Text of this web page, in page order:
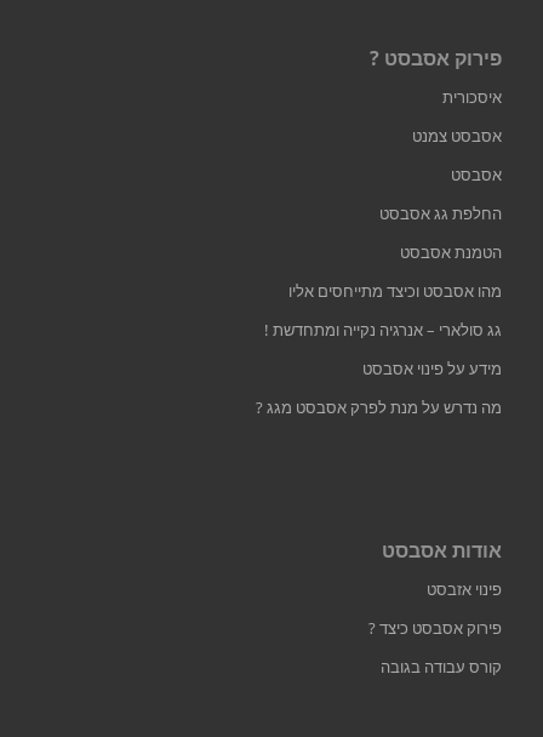
פירוק אסבסט ?
איסכורית
אסבסט צמנט
אסבסט
החלפת גג אסבסט
הטמנת אסבסט
מהו אסבסט וכיצד מתייחסים אליו
גג סולארי – אנרגיה נקייה ומתחדשת !
מידע על פינוי אסבסט
מה נדרש על מנת לפרק אסבסט מגג ?
אודות אסבסט
פינוי אזבסט
פירוק אסבסט כיצד ?
קורס עבודה בגובה